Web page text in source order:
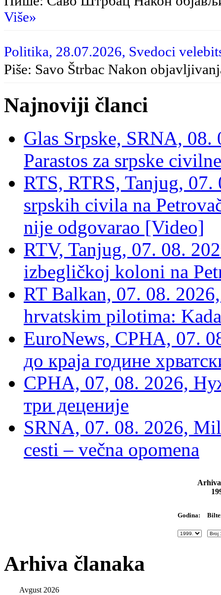
Više»
Politika, 28.07.2026, Svedoci
Piše: Savo Štrbac Nakon
Najnoviji članci
Glas Srpske, SRNA,
Parastos za srpske
RTS, RTRS, Tanjug,
srpskih civila na
nije odgovarao [Video]
RTV, Tanjug, 07. 08.
izbegličkoj koloni na
RT Balkan, 07. 08.
hrvatskim pilotima:
EuroNews, СРНА, 07.
до краја године
СРНА, 07, 08. 2026,
три деценије
SRNA, 07. 08. 2026,
cesti – večna opomena
Godina:
Arhiva članaka
Avgust 2026